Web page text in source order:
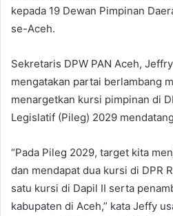
kepada 19 Dewan Pimpinan
se-Aceh.
Sekretaris DPW PAN Aceh,
mengatakan partai berlambang
menargetkan kursi pimpinan di
Legislatif (Pileg) 2029
“Pada Pileg 2029, target kita
dan mendapat dua kursi di DPR
satu kursi di Dapil II serta
kabupaten di Aceh,” kata Jeffy